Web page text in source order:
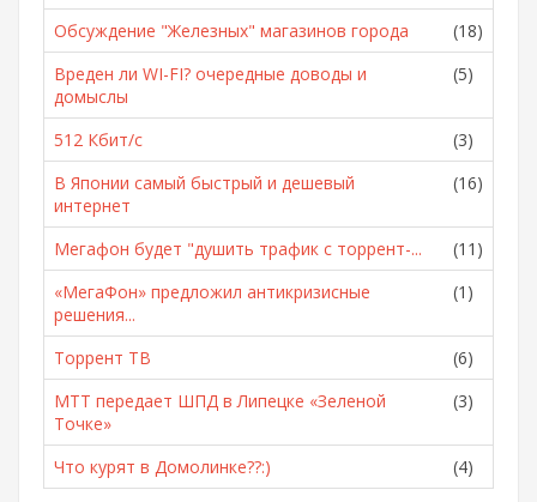
Обсуждение "Железных" магазинов города
(18)
Вреден ли WI-FI? очередные доводы и
домыслы
(5)
512 Кбит/с
(3)
В Японии самый быстрый и дешевый
интернет
(16)
Мегафон будет "душить трафик с торрент-...
(11)
«МегаФон» предложил антикризисные
решения...
(1)
Торрент ТВ
(6)
МТТ передает ШПД в Липецке «Зеленой
Точке»
(3)
Что курят в Домолинке??:) (4)